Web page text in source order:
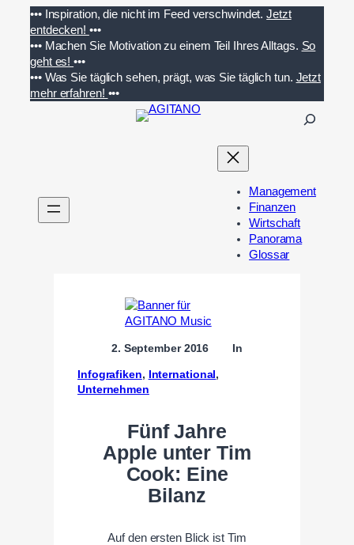
Inhalt
springen
••• Inspiration, die nicht im Feed verschwindet. Jetzt
entdecken! •••
••• Machen Sie Motivation zu einem Teil Ihres Alltags. So
geht es!•••
••• Was Sie täglich sehen, prägt, was Sie täglich tun. Jetzt
mehr erfahren! •••
n
Management
Finanzen
Wirtschaft
Panorama
Glossar
2. September 2016 In
Infografiken, International
Unternehmen
Fünf Jahre
Apple unter Tim
Cook: Eine
Bilanz
Auf den ersten Blick ist Tim